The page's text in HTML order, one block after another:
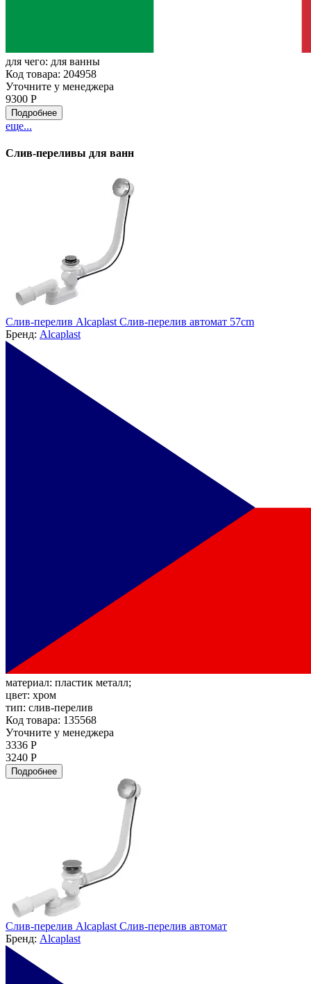
для чего: для ванны
Код товара: 204958
Уточните у менеджера
9300 Р
Подробнее
еще...
Слив-переливы для ванн
Слив-перелив Alcaplast Слив-перелив автомат 57cm
Бренд: Alcaplast
материал: пластик металл;
цвет: хром
тип: слив-перелив
Код товара: 135568
Уточните у менеджера
3336 Р
3240 Р
Подробнее
Слив-перелив Alcaplast Слив-перелив автомат
Бренд: Alcaplast